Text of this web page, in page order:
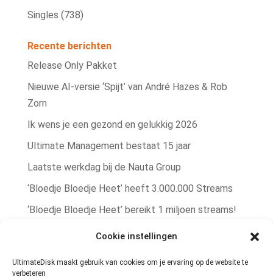
Cookie instellingen
UltimateDisk maakt gebruik van cookies om je ervaring op de website te
verbeteren
Singles (738)
Recente berichten
Release Only Pakket
Nieuwe AI‑versie ‘Spijt’ van André Hazes & Rob
Zorn
Ik wens je een gezond en gelukkig 2026
Ultimate Management bestaat 15 jaar
Laatste werkdag bij de Nauta Group
‘Bloedje Bloedje Heet’ heeft 3.000.000 Streams
‘Bloedje Bloedje Heet’ bereikt 1 miljoen streams!
Rob Zorn single ‘Bere Bere Koud’ winterhit!
zomerhit te pakken!